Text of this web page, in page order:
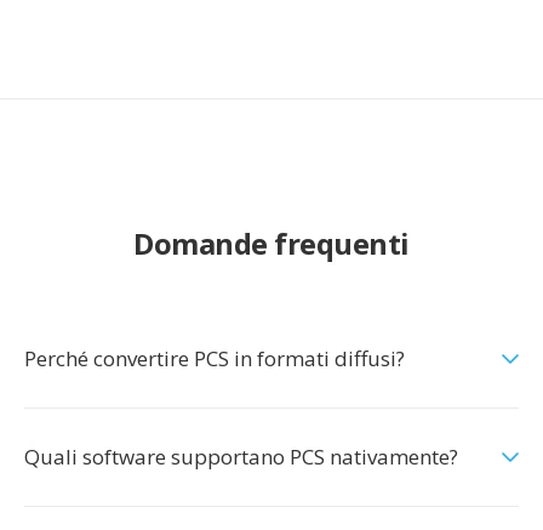
Domande frequenti
Perché convertire PCS in formati diffusi?
Quali software supportano PCS nativamente?